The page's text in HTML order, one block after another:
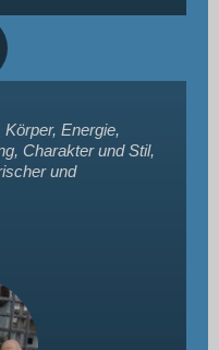
Energie,
Charakter und Stil,
und